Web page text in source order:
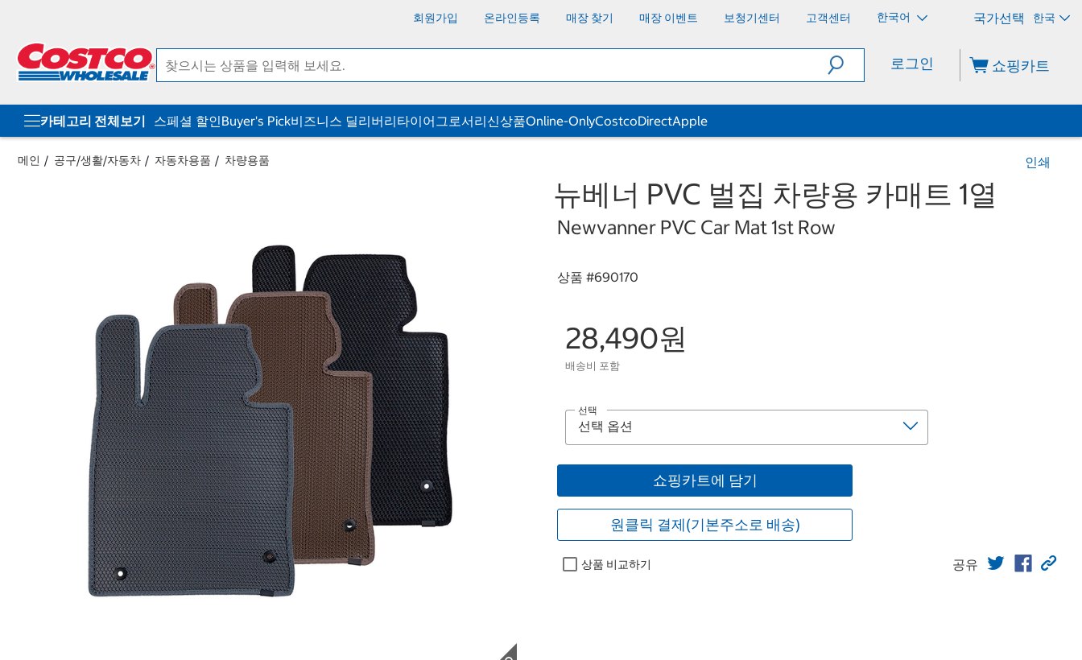
회원가입 온라인등록 매장 찾기 매장 이벤트 보청기센터 고객센터 한국어 한국
로그인 쇼핑카트
카테고리 전체보기 스페셜 할인Buyer's Pick비즈니스 딜리버리타이어그로서리신상품Online-OnlyCostcoDirectApple
메인 공구/생활/자동차 자동차용품 차량용품 인쇄
뉴베너 PVC 벌집 차량용 카매트 1열
Newvanner PVC Car Mat 1st Row
상품 #690170
28,490원
배송비 포함
선택
쇼핑카트에 담기
원클릭 결제(기본주소로 배송)
상품 비교하기 공유